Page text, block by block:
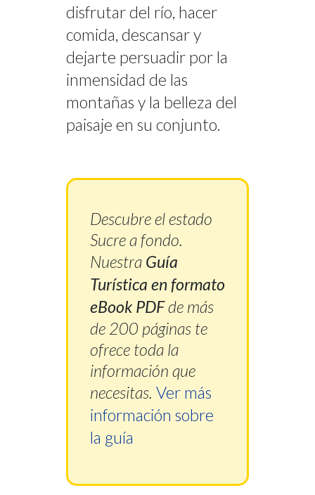
disfrutar del río, hacer
comida, descansar y
dejarte persuadir por la
inmensidad de las
montañas y la belleza del
paisaje en su conjunto.
Descubre el estado
Sucre a fondo.
Nuestra Guía
Turística en formato
eBook PDFde más
de 200 páginas te
ofrece toda la
información que
necesitas. Ver más
información sobre
la guía